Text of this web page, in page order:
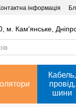
інформація
м. Кам'янське,
Кабель,
провід,
шини